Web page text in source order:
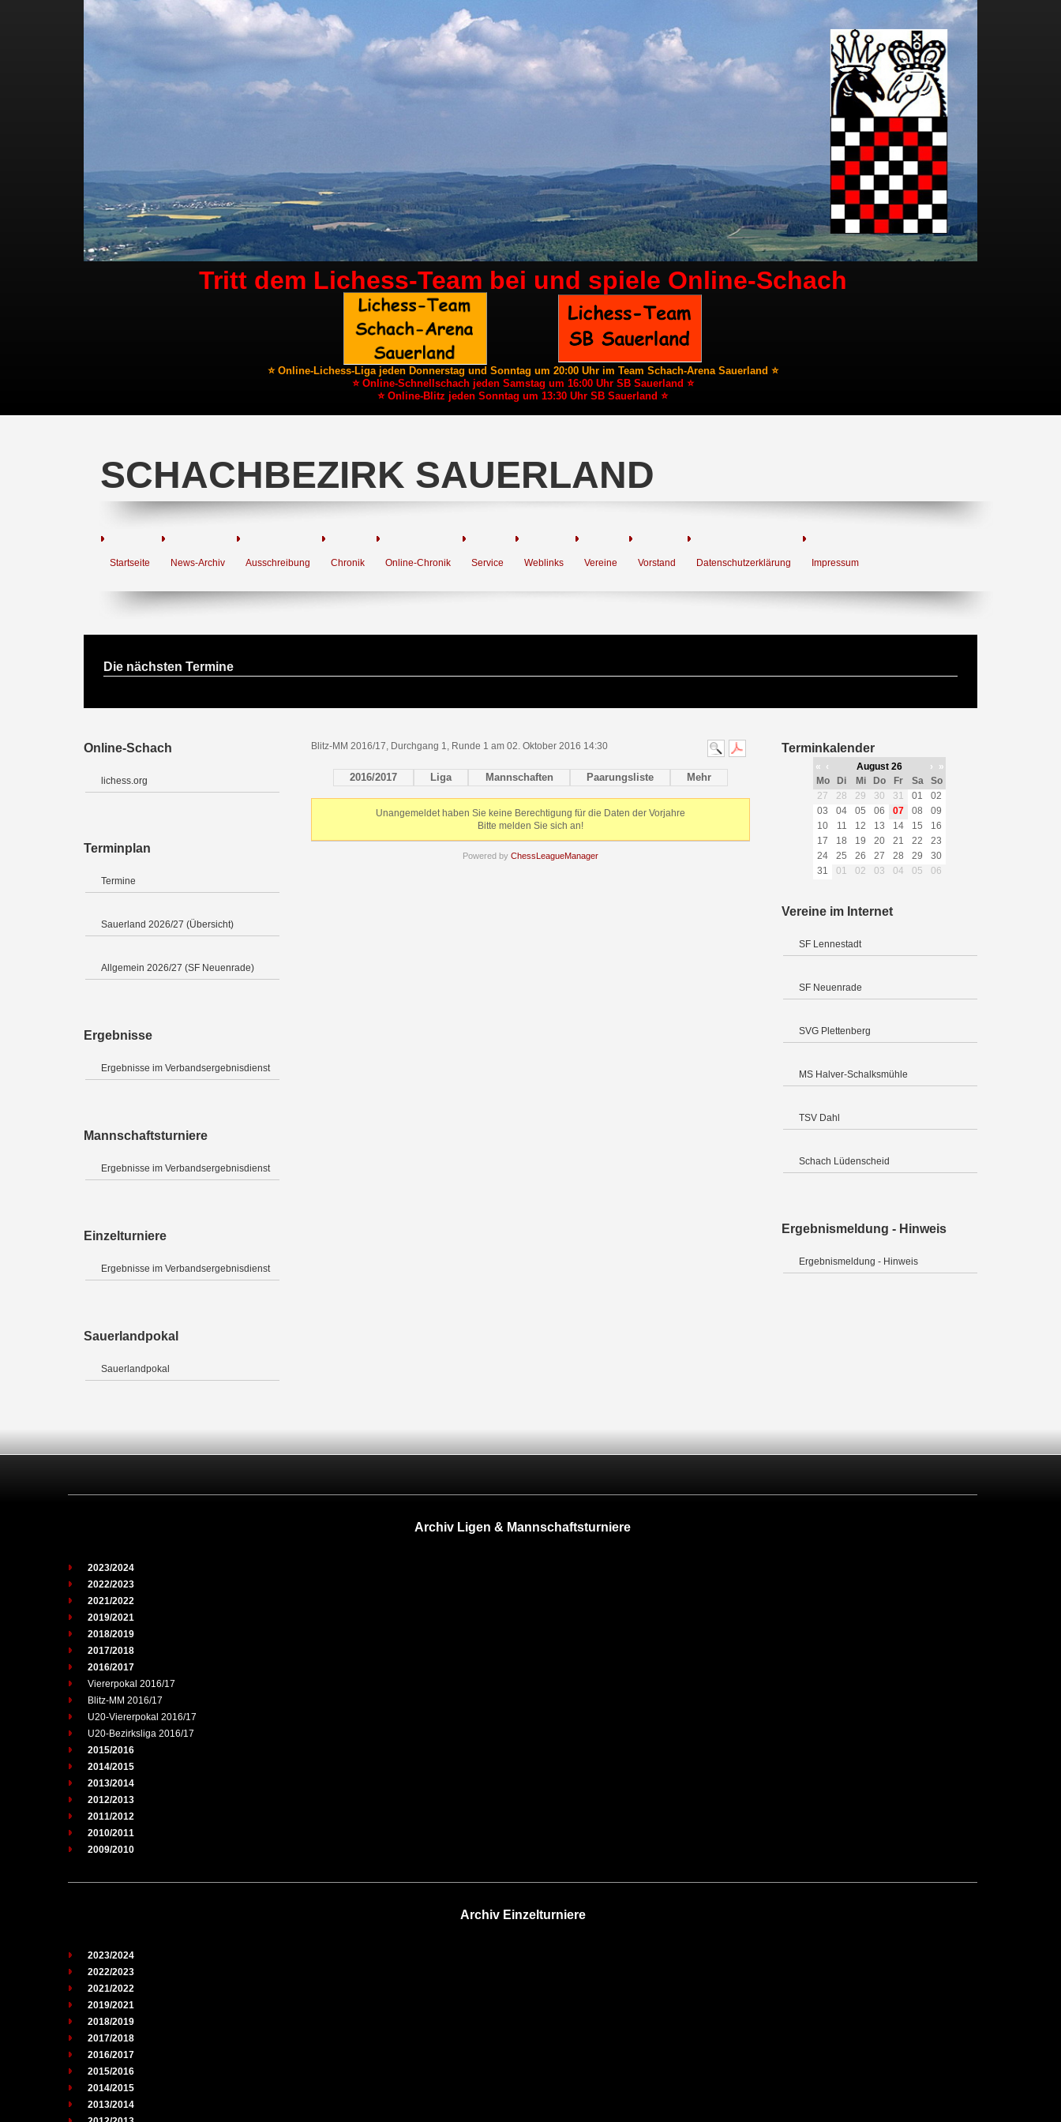
Tritt dem Lichess-Team bei und spiele Online-Schach
⭐ Online-Lichess-Liga jeden Donnerstag und Sonntag um 20:00 Uhr im Team Schach-Arena Sauerland ⭐
⭐ Online-Schnellschach jeden Samstag um 16:00 Uhr SB Sauerland ⭐
⭐ Online-Blitz jeden Sonntag um 13:30 Uhr SB Sauerland ⭐
SCHACHBEZIRK SAUERLAND
Startseite News-Archiv Ausschreibung Chronik Online-Chronik Service Weblinks Vereine Vorstand Datenschutzerklärung Impressum
Die nächsten Termine
Online-Schach
lichess.org
Terminplan
Termine
Sauerland 2026/27 (Übersicht)
Allgemein 2026/27 (SF Neuenrade)
Ergebnisse
Ergebnisse im Verbandsergebnisdienst
Mannschaftsturniere
Ergebnisse im Verbandsergebnisdienst
Einzelturniere
Ergebnisse im Verbandsergebnisdienst
Sauerlandpokal
Sauerlandpokal
Blitz-MM 2016/17, Durchgang 1, Runde 1 am 02. Oktober 2016 14:30
2016/2017 Liga Mannschaften Paarungsliste Mehr
Unangemeldet haben Sie keine Berechtigung für die Daten der Vorjahre
Bitte melden Sie sich an!
Powered by ChessLeagueManager
Terminkalender
« ‹ August 26 ›
»
Mo
Di Mi Do Fr Sa
So
27
28 29 30 31 01
02
03
04 05 06 07 08
09
10
11 12 13 14 15
16
17
18 19 20 21 22
23
24
25 26 27 28 29
30
31
01 02 03 04 05 06
Vereine im Internet
SF Lennestadt
SF Neuenrade
SVG Plettenberg
MS Halver-Schalksmühle
TSV Dahl
Schach Lüdenscheid
Ergebnismeldung - Hinweis
Ergebnismeldung - Hinweis
Archiv Ligen & Mannschaftsturniere
2023/2024
2022/2023
2021/2022
2019/2021
2018/2019
2017/2018
2016/2017
Viererpokal 2016/17
Blitz-MM 2016/17
U20-Viererpokal 2016/17
U20-Bezirksliga 2016/17
2015/2016
2014/2015
2013/2014
2012/2013
2011/2012
2010/2011
2009/2010
Archiv Einzelturniere
2023/2024
2022/2023
2021/2022
2019/2021
2018/2019
2017/2018
2016/2017
2015/2016
2014/2015
2013/2014